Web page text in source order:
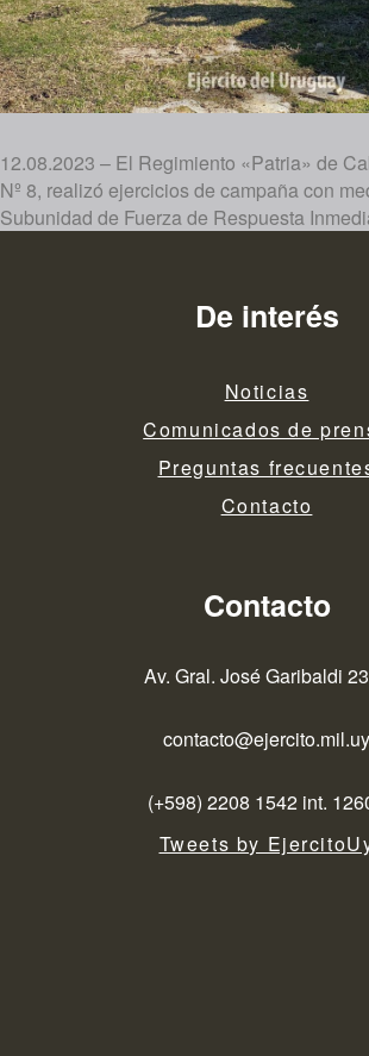
12.08.2023 – El Regimiento «Patria» de
Nº 8, realizó ejercicios de campaña con
Subunidad de Fuerza de Respuesta
De interés
Noticias
Comunicados de
Preguntas
Contacto
Contacto
Av. Gral. José Garibaldi
contacto@ejercito.mil.uy
(+598) 2208 1542 int.
Tweets by